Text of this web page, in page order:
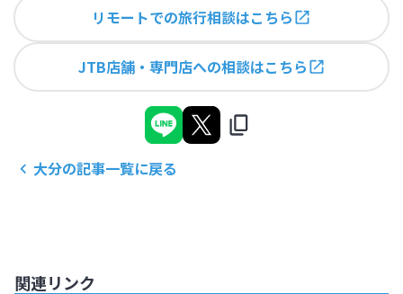
リモートでの旅行相談はこちら
JTB店舗・専門店への相談はこちら
大分の記事一覧に戻る
関連リンク